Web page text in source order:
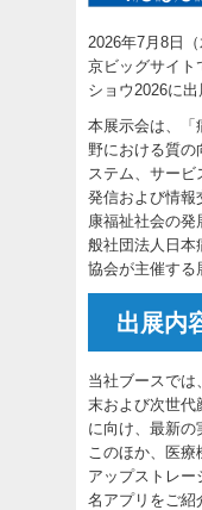
2026年7月8日
京ビッグサイト
ショウ2026に出
本展示会は、「
野における質の
ステム、サー
発信および情報
康福祉社会の発
般社団法人日本
協会が主催する
出展内
当社ブースでは
末および次世代
に向け、最新の
このほか、医
アップストレ
名アプリをご紹